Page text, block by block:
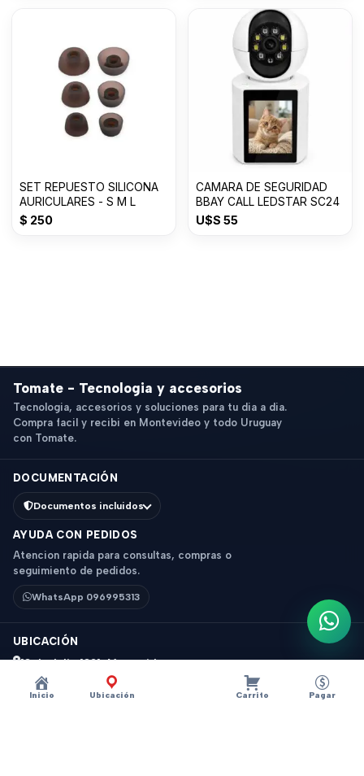
Inicio Ubicación Carrito Pagar
SET REPUESTO SILICONA
AURICULARES - S M L
$ 250
CAMARA DE SEGURIDAD
BBAY CALL LEDSTAR SC24
U$S 55
Tomate - Tecnologia y accesorios
Tecnologia, accesorios y soluciones para tu dia a dia.
Compra facil y recibi en Montevideo y todo Uruguay
con Tomate.
DOCUMENTACIÓN
Documentos incluidos
AYUDA CON PEDIDOS
Atencion rapida para consultas, compras o
seguimiento de pedidos.
WhatsApp 096995313
UBICACIÓN
18 de Julio 1831, Montevideo
Horario: 9 a 18 hs